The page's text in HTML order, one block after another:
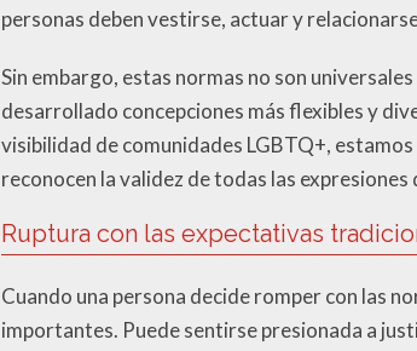
personas deben vestirse, actuar y
Sin embargo, estas normas no son
desarrollado concepciones más flexibles y
visibilidad de comunidades LGBTQ+,
reconocen la validez de todas las expresiones
Ruptura con las expectativas
Cuando una persona decide romper con las
importantes. Puede sentirse presionada a